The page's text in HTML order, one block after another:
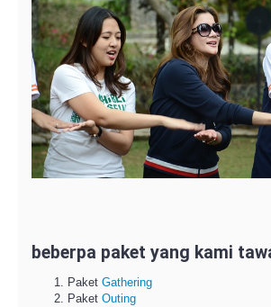
beberpa paket yang kami
Paket Gathering
Paket Outing